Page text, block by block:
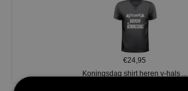
€24,95
Koningsdag shirt heren v-hals ...